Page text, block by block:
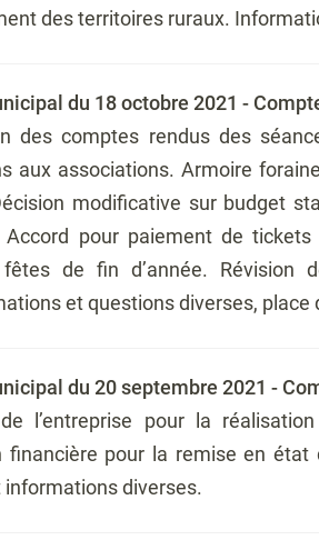
des territoires ruraux.
du 18 octobre 2021 -
des comptes rendus des
aux associations. Armoire
modificative sur budget
Accord pour paiement de
de fin d’année. Révision
et questions diverses,
du 20 septembre 2021 -
l’entreprise pour la
financière pour la remise en
informations diverses.